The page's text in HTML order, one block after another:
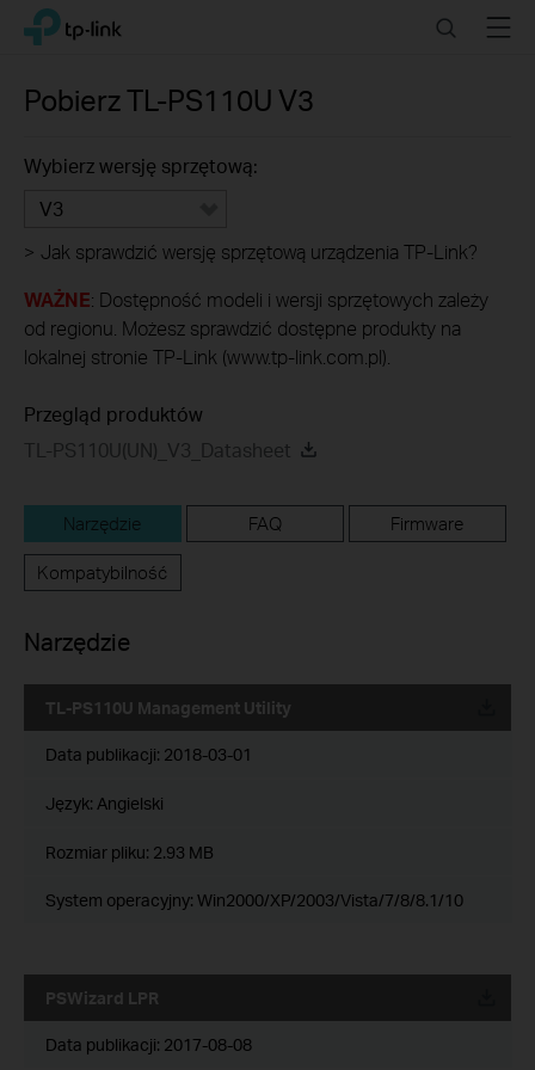
Click
navigation
TP-Link, Reliably Smart SearchMenu
PobierzTL-PS110U V3
Wybierz wersję sprzętową:
V3
> Jak sprawdzić wersję sprzętową urządzenia TP-Link?
WAŻNE: Dostępność modeli i wersji sprzętowych zależy
od regionu. Możesz sprawdzić dostępne produkty na
lokalnej stronie TP-Link (www.tp-link.com.pl).
Przegląd produktów
TL-PS110U(UN)_V3_Datasheet
Narzędzie FAQ Firmware
Kompatybilność
Narzędzie
TL-PS110U Management Utility
Data publikacji: 2018-03-01
Język: Angielski
Rozmiar pliku: 2.93 MB
System operacyjny: Win2000/XP/2003/Vista/7/8/8.1/10
PSWizard LPR
Data publikacji: 2017-08-08